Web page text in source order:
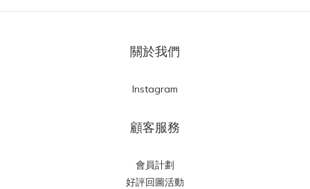
關於我們
Instagram
顧客服務
會員計劃
好評回圖活動